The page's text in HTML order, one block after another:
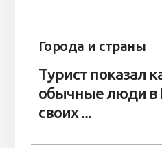
Города и страны
Турист показал
обычные люди в
своих ...